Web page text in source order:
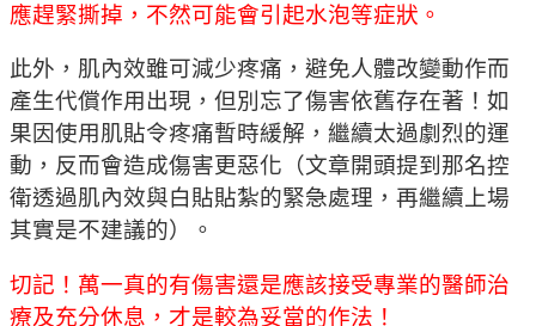
應趕緊撕掉，不然可能會引起水泡等症狀。
此外，肌內效雖可減少疼痛，避免人體改變動作而
產生代償作用出現，但別忘了傷害依舊存在著！如
果因使用肌貼令疼痛暫時緩解，繼續太過劇烈的運
動，反而會造成傷害更惡化（文章開頭提到那名控
衛透過肌內效與白貼貼紮的緊急處理，再繼續上場
其實是不建議的）。
切記！萬一真的有傷害還是應該接受專業的醫師治
療及充分休息，才是較為妥當的作法！